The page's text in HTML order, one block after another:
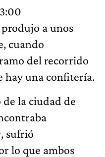
a unos
cuando
del recorrido
hay una confitería.
la ciudad de
sufrió
lo que ambos